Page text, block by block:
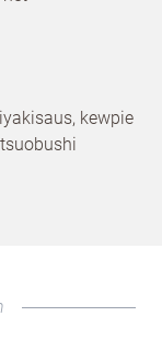
kewpie